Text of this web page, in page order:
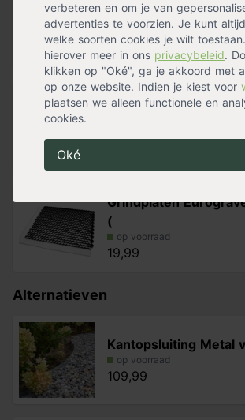
verbeteren en om je van
advertenties te voorzien. Je kunt
welke soorten cookies je wilt
hierover meer in ons privacybeleid.
klikken op "Oké", ga je akkoord met
op onze website. Indien je kiest voor
plaatsen we alleen functionele en
cookies.
Oké
Ardenner split grijs
op voorraad
269,99
Basalt split grijs
229,99
Grindplaten
(
op voorraad
19,99
Alternatieven
Kantopsluiting Metal
op voorraad
109,99